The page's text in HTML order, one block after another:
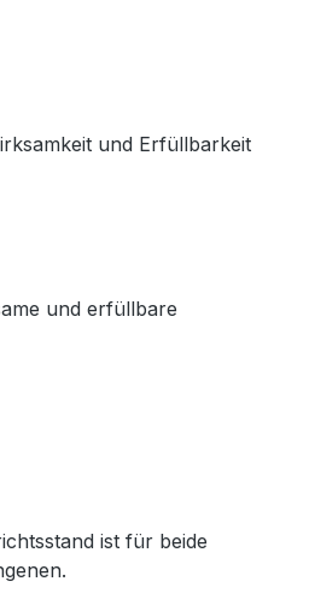
und Erfüllbarkeit
und erfüllbare
ist für beide